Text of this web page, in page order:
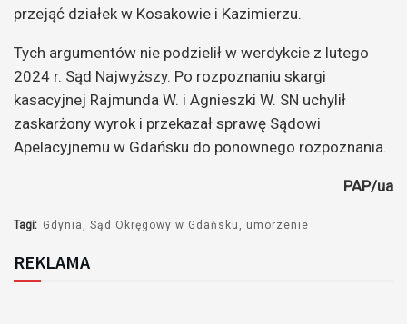
przejąć działek w Kosakowie i Kazimierzu.
Tych argumentów nie podzielił w werdykcie z lutego
2024 r. Sąd Najwyższy. Po rozpoznaniu skargi
kasacyjnej Rajmunda W. i Agnieszki W. SN uchylił
zaskarżony wyrok i przekazał sprawę Sądowi
Apelacyjnemu w Gdańsku do ponownego rozpoznania.
PAP/ua
Tagi: Gdynia Sąd Okręgowy w Gdańsku umorzenie
REKLAMA